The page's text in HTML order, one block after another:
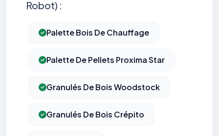
Robot) :
Palette Bois De Chauffage
Palette De Pellets Proxima Star
Granulés De Bois Woodstock
Granulés De Bois Crépito